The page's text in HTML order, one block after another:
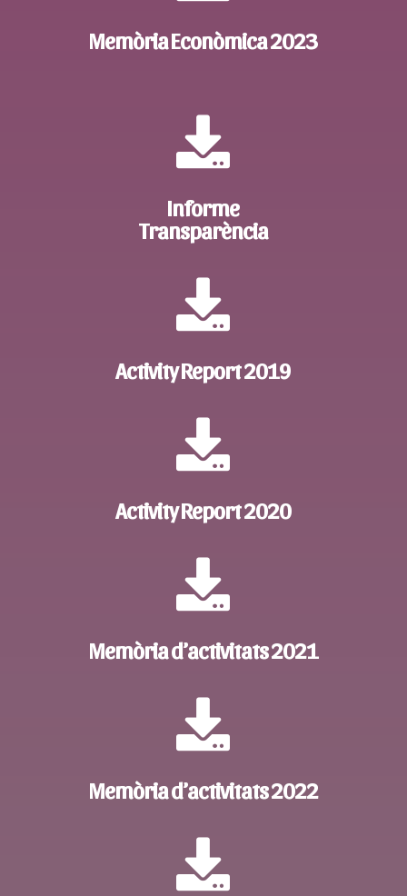
Memòria Econòmica 2023

Informe
Transparència

Activity Report 2019

Activity Report 2020

Memòria d’activitats 2021

Memòria d’activitats 2022
